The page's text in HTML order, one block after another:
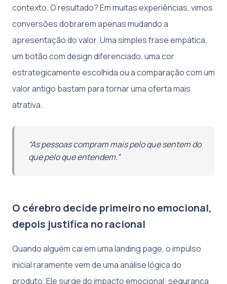
contexto. O resultado? Em muitas experiências, vimos
conversões dobrarem apenas mudando a
apresentação do valor. Uma simples frase empática,
um botão com design diferenciado, uma cor
estrategicamente escolhida ou a comparação com um
valor antigo bastam para tornar uma oferta mais
atrativa.
“As pessoas compram mais pelo que sentem do
que pelo que entendem.”
O cérebro decide primeiro no emocional,
depois justifica no racional
Quando alguém cai em uma landing page, o impulso
inicial raramente vem de uma análise lógica do
produto. Ele surge do impacto emocional: segurança